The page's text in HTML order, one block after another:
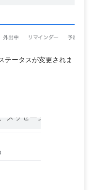
テータスが変更されま